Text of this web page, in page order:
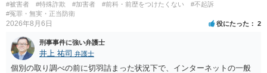
#被害者 #特殊詐欺 #加害者 #前科・前歴をつけたくない
#不起訴
#冤罪・無実・正当防衛
2026年8月6日 役にたった 2
刑事事件に強い弁護士
井上 祐司 弁護士
個別の取り調べの前に切羽詰まった状況下で、インターネットの一般